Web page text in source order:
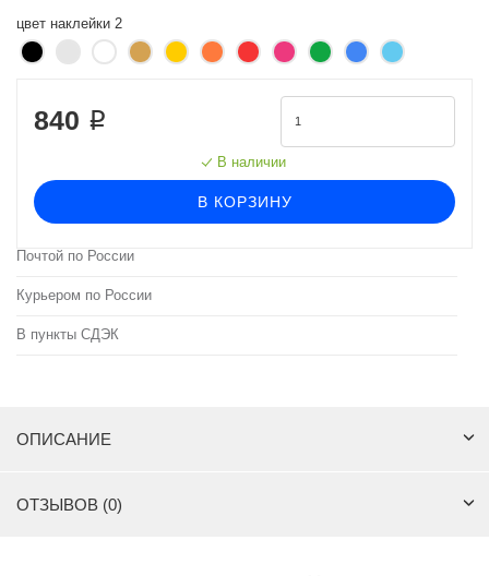
цвет наклейки 2
840 ₽
В наличии
В КОРЗИНУ
Почтой по России
Курьером по России
В пункты СДЭК
ОПИСАНИЕ
ОТЗЫВОВ (0)